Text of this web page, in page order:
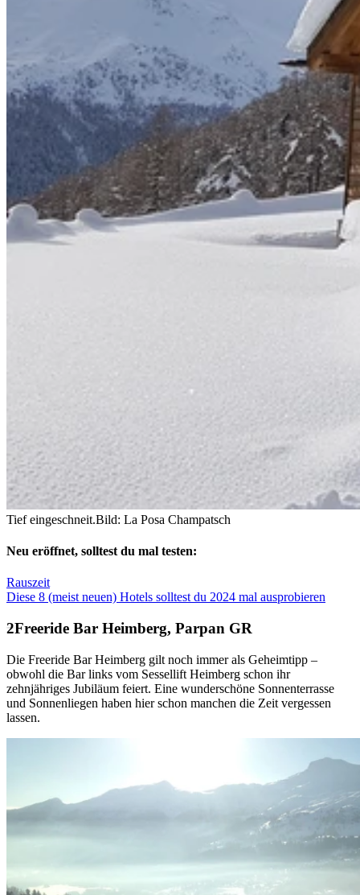
Tief eingeschneit.Bild: La Posa Champatsch
Neu eröffnet, solltest du mal testen:
Rauszeit
Diese 8 (meist neuen) Hotels solltest du 2024 mal ausprobieren
Freeride Bar Heimberg, Parpan GR
Die Freeride Bar Heimberg gilt noch immer als Geheimtipp –
obwohl die Bar links vom Sessellift Heimberg schon ihr
zehnjähriges Jubiläum feiert. Eine wunderschöne Sonnenterrasse
und Sonnenliegen haben hier schon manchen die Zeit vergessen
lassen.